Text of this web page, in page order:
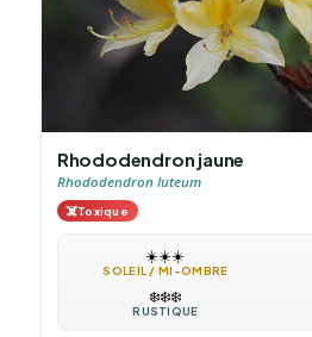
Rhododendron jaune
Rhododendron luteum
☠️Toxique
☀️☀️☀️
SOLEIL / MI-OMBRE
❄️❄️❄️
RUSTIQUE